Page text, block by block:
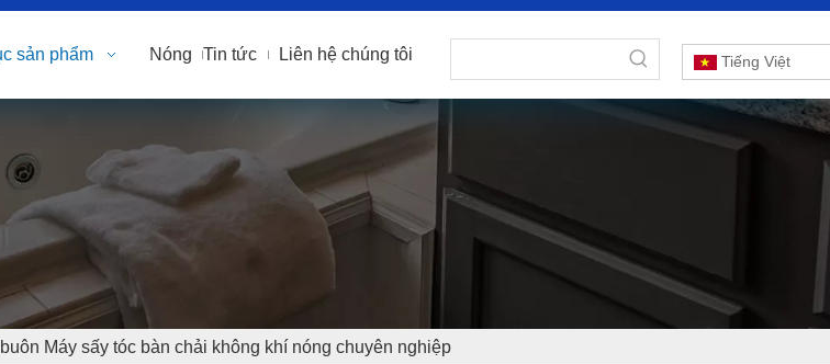
sản phẩm Nóng Tin tức Liên hệ chúng tôi Tiếng Việt
Máy sấy tóc bàn chải không khí nóng chuyên nghiệp